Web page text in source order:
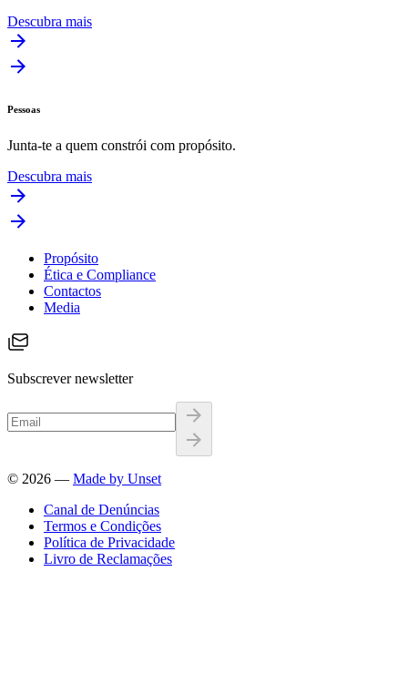
Descubra mais
Pessoas
Junta-te a quem constrói com propósito.
Descubra mais
Propósito
Ética e Compliance
Contactos
Media
Subscrever newsletter
© 2026 — Made by Unset
Canal de Denúncias
Termos e Condições
Política de Privacidade
Livro de Reclamações